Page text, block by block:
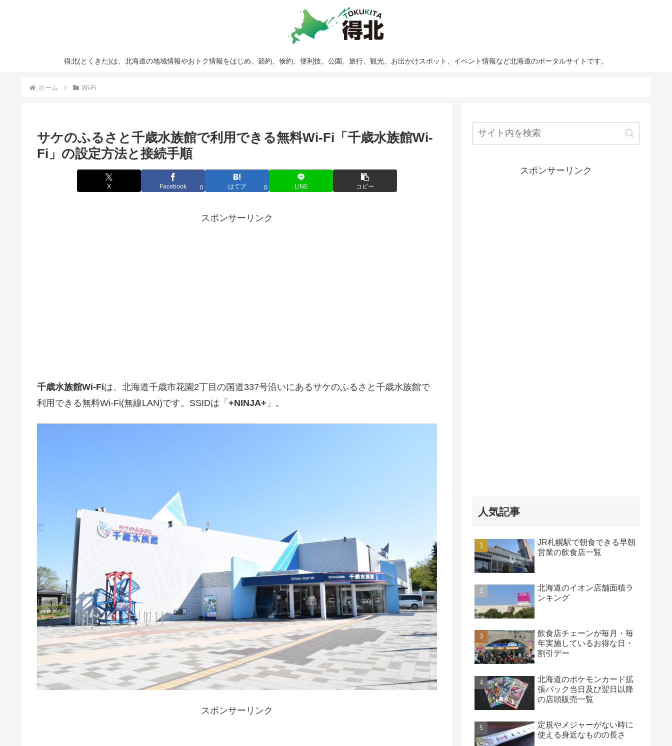
得北(とくきた)は、北海道の地域情報やおトク情報をはじめ、節約、倹約、便利技、公園、旅行、観光、お出かけスポット、イベント情報など北海道のポータルサイトです。
ホーム Wi-Fi
サケのふるさと千歳水族館で利用できる無料Wi-Fi「千歳水族館Wi-
Fi」の設定方法と接続手順
X Facebook 0 はてブ 0 LINE コピー
スポンサーリンク
千歳水族館Wi-Fiは、北海道千歳市花園2丁目の国道337号沿いにあるサケのふるさと千歳水族館で
利用できる無料Wi-Fi(無線LAN)です。SSIDは「 +NINJA+ 」。
スポンサーリンク
スポンサーリンク
人気記事
JR札幌駅で朝食できる早朝
営業の飲食店一覧
北海道のイオン店舗面積ラ
ンキング
飲食店チェーンが毎月・毎
年実施しているお得な日・
割引デー
北海道のポケモンカード拡
張パック当日及び翌日以降
の店頭販売一覧
定規やメジャーがない時に
使える身近なものの長さ